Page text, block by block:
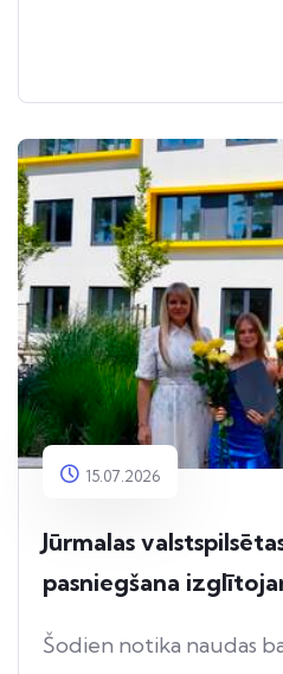
15.07.2026
Jūrmalas
pasniegšana
Šodien notika naudas